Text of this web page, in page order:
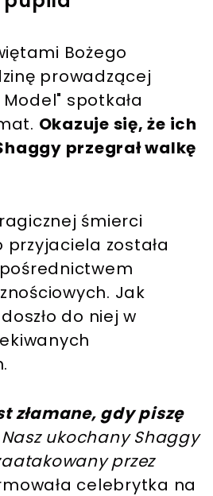
Bożego
prowadzącej
spotkała
Okazuje się, że ich
przegrał walkę
śmierci
przyjaciela została
Jak
do niej w
złamane, gdy piszę
Nasz ukochany Shaggy
przez
celebrytka na